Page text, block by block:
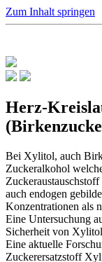
Zum Inhalt springen
Herz-
Bei Xylitol, auch
Zuckeralkohol
auch endogen
Konzentrationen als
Eine Untersuchung
Sicherheit von
Eine aktuelle
Zuckerersatzstoff